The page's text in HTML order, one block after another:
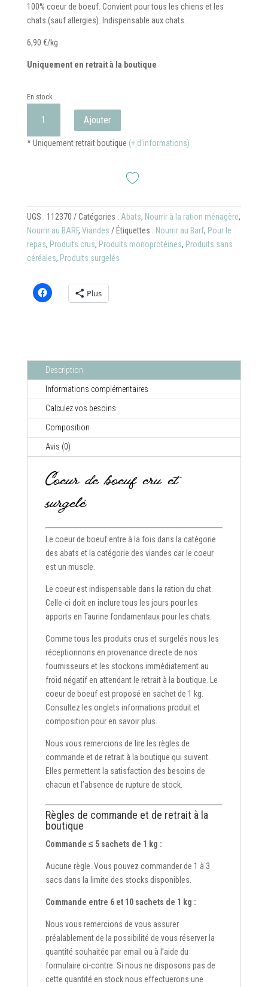
100% coeur de boeuf. Convient pour tous les chiens et les
chats (sauf allergies). Indispensable aux chats.
6,90 €/kg
Uniquement en retrait à la boutique
En stock
Viandes,
BARF
ou
RM
:
Coeur
boeuf,
Ajouter
* Uniquement retrait boutique (+ d'informations)
UGS : 112370 Catégories : Abats, Nourrir à la ration ménagère,
Nourrir au BARF, Viandes Étiquettes : Nourrir au Barf, Pour le
repas, Produits crus, Produits monoprotéines, Produits sans
céréales, Produits surgelés
Plus
Description
Informations complémentaires
Calculez vos besoins
Composition
Avis (0)
Coeur de boeuf cru et
surgelé
Le coeur de boeuf entre à la fois dans la catégorie
des abats et la catégorie des viandes car le coeur
est un muscle.
Le coeur est indispensable dans la ration du chat.
Celle-ci doit en inclure tous les jours pour les
apports en Taurine fondamentaux pour les chats.
Comme tous les produits crus et surgelés nous les
réceptionnons en provenance directe de nos
fournisseurs et les stockons immédiatement au
froid négatif en attendant le retrait à la boutique. Le
coeur de boeuf est proposé en sachet de 1 kg.
Consultez les onglets informations produit et
composition pour en savoir plus.
Nous vous remercions de lire les règles de
commande et de retrait à la boutique qui suivent.
Elles permettent la satisfaction des besoins de
chacun et l’absence de rupture de stock.
Règles de commande et de retrait à la
boutique
Commande ≤ 5 sachets de 1 kg :
Aucune règle. Vous pouvez commander de 1 à 3
sacs dans la limite des stocks disponibles.
Commande entre 6 et 10 sachets de 1 kg :
Nous vous remercions de vous assurer
préalablement de la possibilité de vous réserver la
quantité souhaitée par email ou à l’aide du
formulaire ci-contre. Si nous ne disposons pas de
cette quantité en stock nous effectuerons une